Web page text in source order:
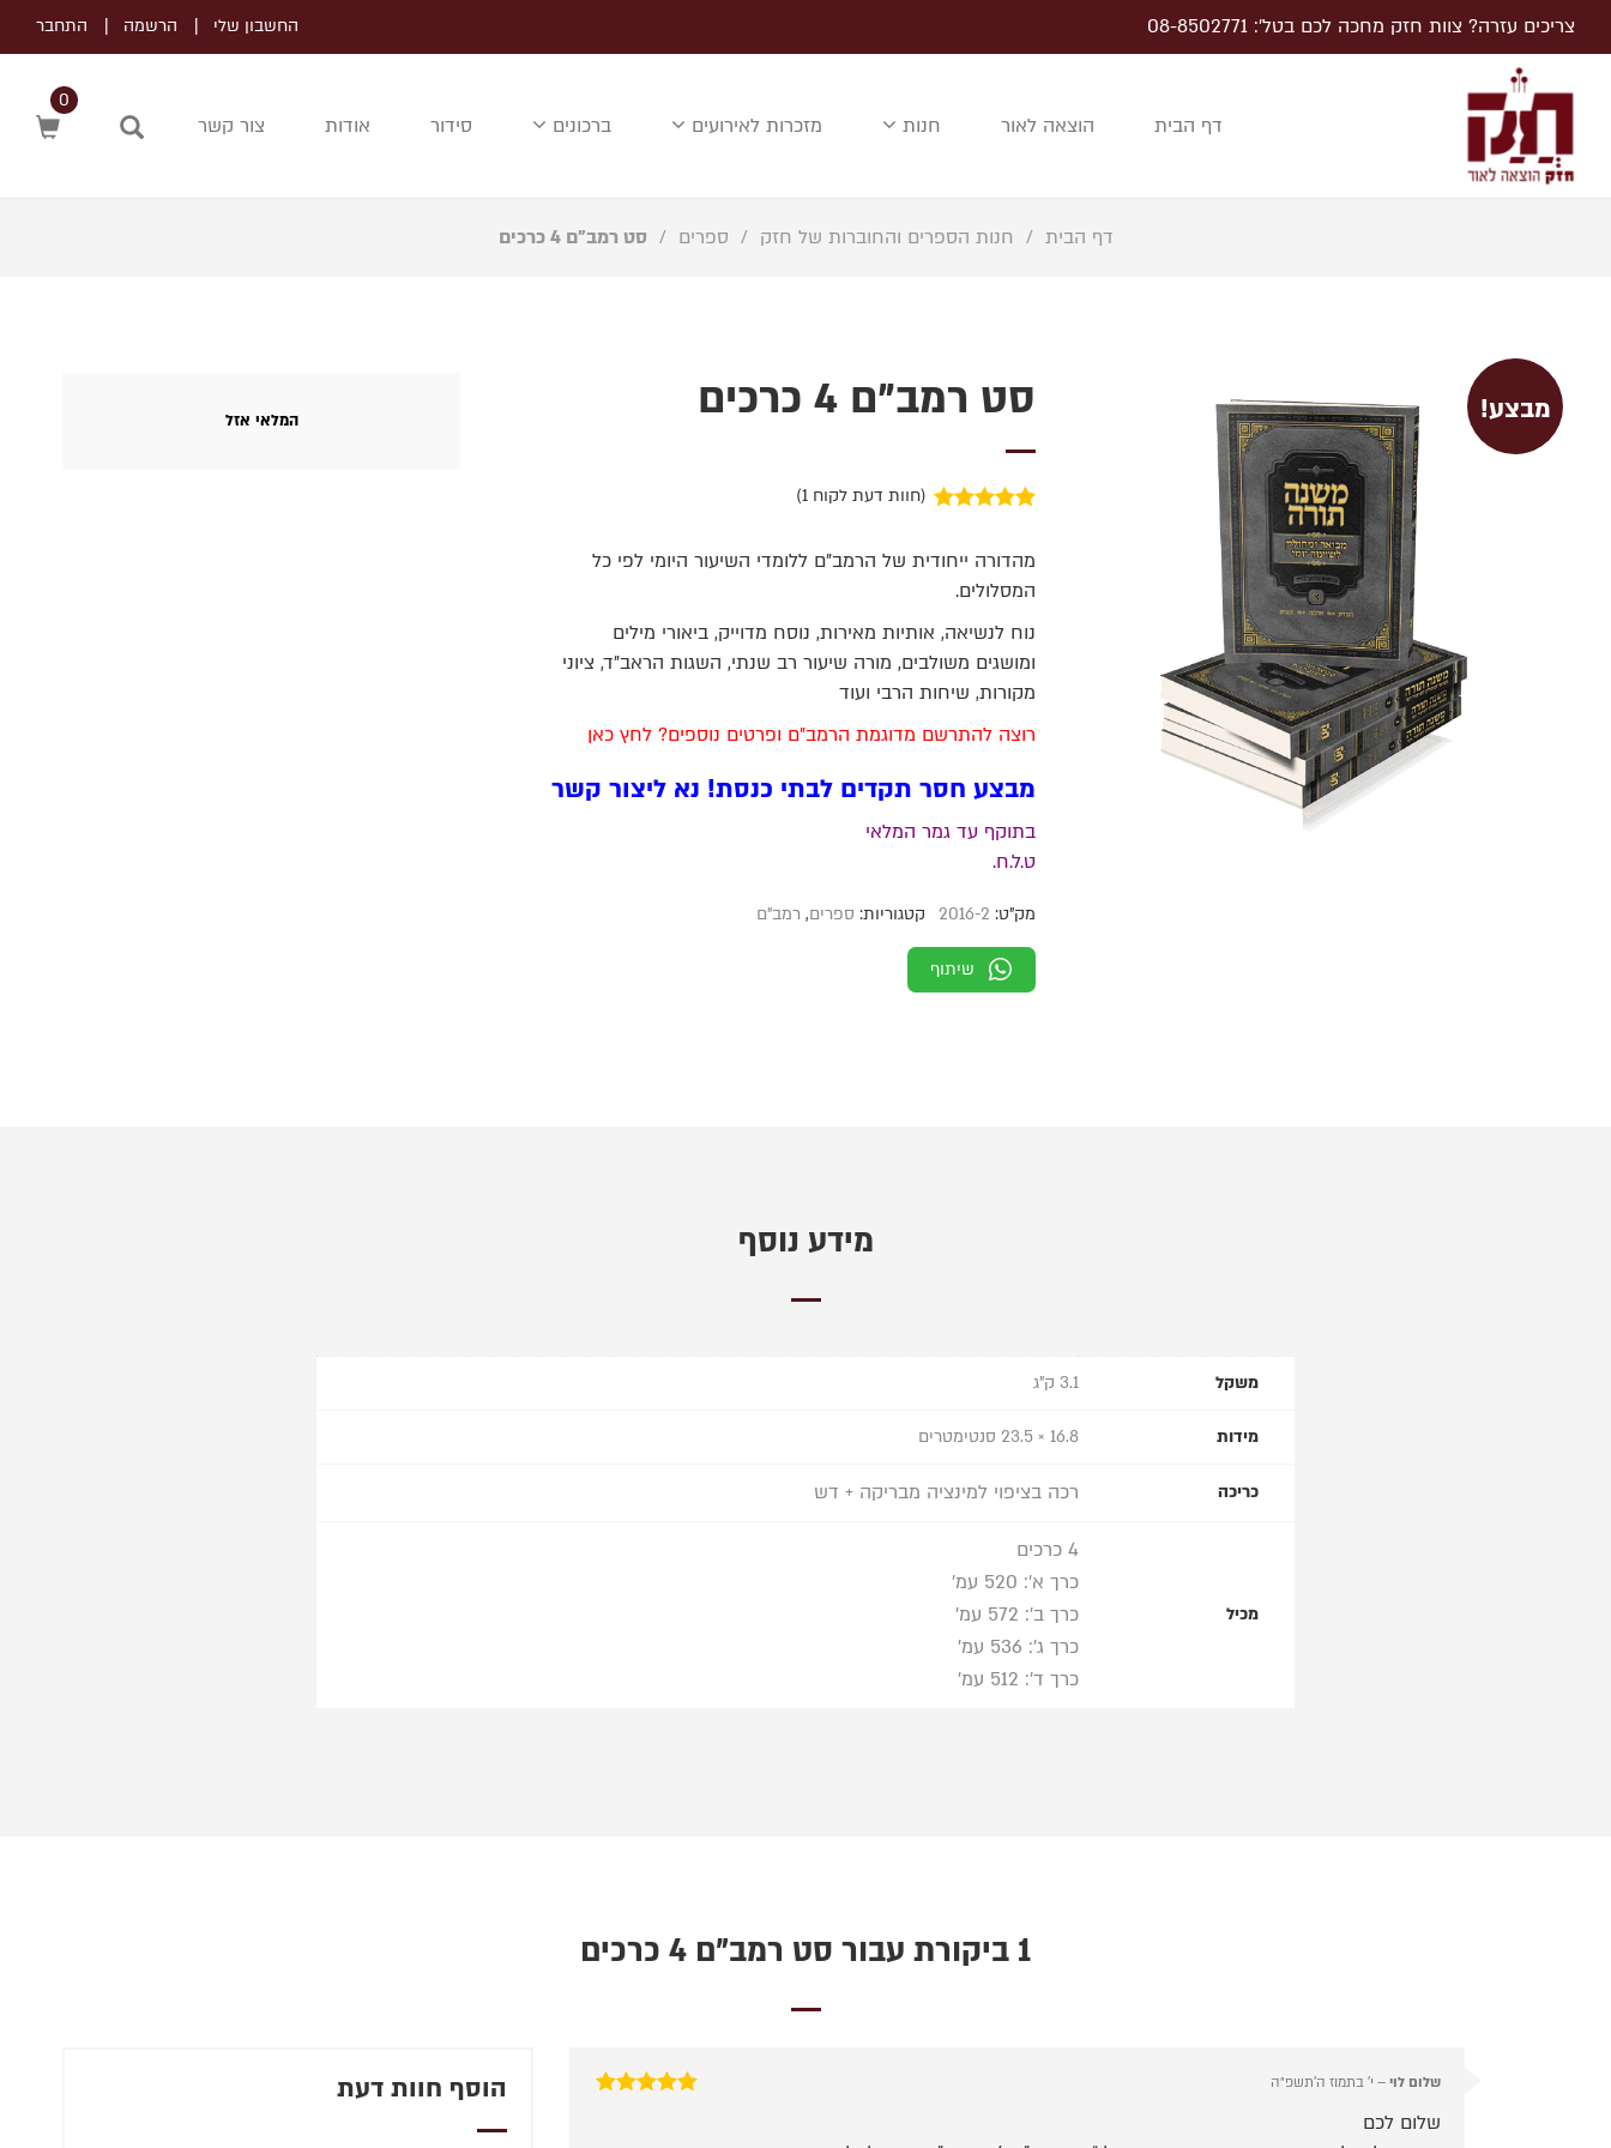
צריכים עזרה? צוות חזק מחכה לכם בטל׳: 08-8502771 החשבון שלי הרשמה התחבר
דף הבית הוצאה לאור חנות מזכרות לאירועים ברכונים סידור אודות צור קשר
0
דף הבית / חנות הספרים והחוברות של חזק / ספרים / סט רמב”ם 4 כרכים
מבצע! סט רמב"ם 4 כרכים
עלדירוגים של
לקוחות
(חוות דעת לקוח 1
)
מהדורה ייחודית של הרמב"ם ללומדי השיעור היומי לפי כל
המסלולים.
נוח לנשיאה, אותיות מאירות, נוסח מדוייק, ביאורי מילים
ומושגים משולבים, מורה שיעור רב שנתי, השגות הראב"ד, ציוני
מקורות, שיחות הרבי ועוד
רוצה להתרשם מדוגמת הרמב"ם ופרטים נוספים? לחץ כאן
מבצע חסר תקדים לבתי כנסת! נא ליצור קשר
בתוקף עד גמר המלאי
ט.ל.ח.
מק"ט: 2016-2 קטגוריות: ספרים, רמב"ם
שיתוף
המלאי אזל
מידע נוסף
משקל 3.1 ק"ג
מידות 16.8 × 23.5 סנטימטרים
כריכה רכה בציפוי למינציה מבריקה + דש
מכיל
4 כרכים
כרך א': 520 עמ'
כרך ב': 572 עמ'
כרך ג': 536 עמ'
כרך ד': 512 עמ'
1 ביקורת עבור סט רמב"ם 4 כרכים
שלום לוי– י׳ בתמוז ה׳תשפ״ה
שלום לכם
הוסף חוות דעת